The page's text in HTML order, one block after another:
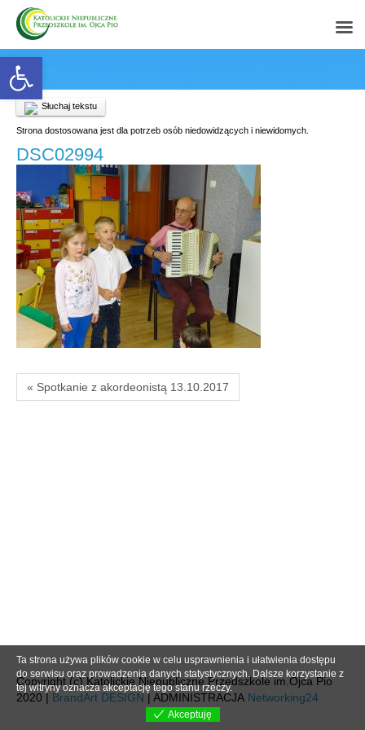
Open toolbar
Słuchaj tekstu
Strona dostosowana jest dla potrzeb osób niedowidzących i niewidomych.
DSC02994
« Spotkanie z akordeonistą 13.10.2017
Copyright (c) Katolickie Niepubliczne Przedszkole im.Ojca Pio
2020 | BrandArt DESIGN | ADMINISTRACJA Networking24
Ta strona używa plików cookie w celu usprawnienia i ułatwienia dostępu
do serwisu oraz prowadzenia danych statystycznych. Dalsze korzystanie z
tej witryny oznacza akceptację tego stanu rzeczy.
Akceptuję